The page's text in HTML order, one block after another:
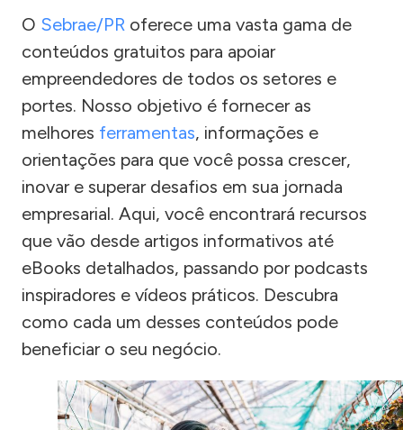
O Sebrae/PR oferece uma vasta gama de
conteúdos gratuitos para apoiar
empreendedores de todos os setores e
portes. Nosso objetivo é fornecer as
melhores ferramentas, informações e
orientações para que você possa crescer,
inovar e superar desafios em sua jornada
empresarial. Aqui, você encontrará recursos
que vão desde artigos informativos até
eBooks detalhados, passando por podcasts
inspiradores e vídeos práticos. Descubra
como cada um desses conteúdos pode
beneficiar o seu negócio.